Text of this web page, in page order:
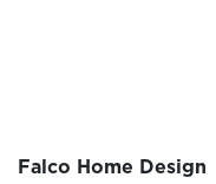
Falco Home Design